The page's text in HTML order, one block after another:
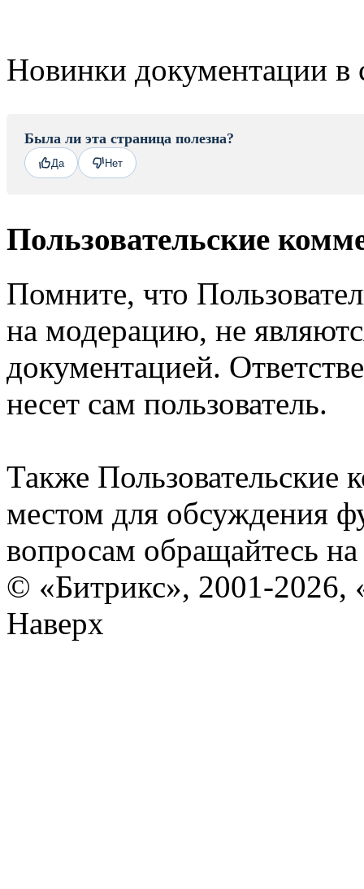
Новинки документации в
Была ли эта страница полезна?
Да Нет
Пользовательские
Помните, что
на модерацию, не
документацией.
несет сам пользователь.
Также Пользовательские
местом для обсуждения
вопросам обращайтесь
© «Битрикс», 2001-2026,
Наверх